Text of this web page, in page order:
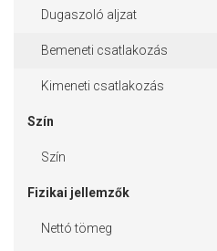
Dugaszoló aljzat
Bemeneti csatlakozás
Kimeneti csatlakozás
Szín
Szín
Fizikai jellemzők
Nettó tömeg